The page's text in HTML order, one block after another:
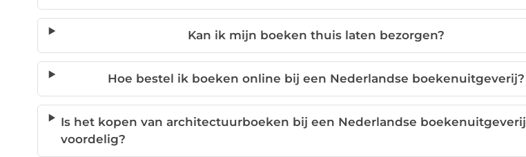
Kan ik mijn boeken thuis laten bezorgen?
Hoe bestel ik boeken online bij een Nederlandse boekenuitgeverij?
Is het kopen van architectuurboeken bij een Nederlandse boekenuitgeverij
voordelig?